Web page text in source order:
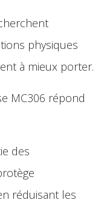
physiques
à mieux porter.
MC306 répond
des
réduisant les